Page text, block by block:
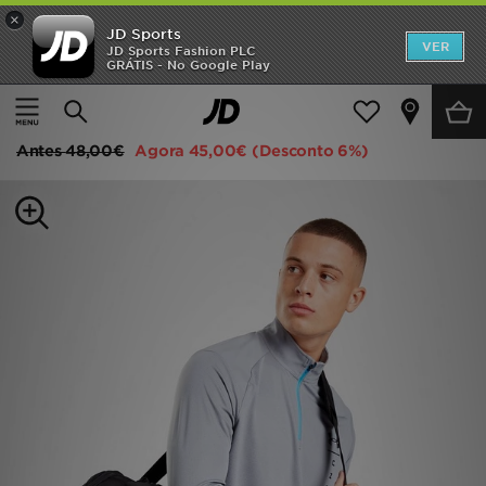
×
JD Sports
JD Sports Fashion PLC
GRÁTIS - No Google Play
VER
Página principal
Homem Acessórios de Homem
Under Armour Bolsa Undeniable Medium Grip
Antes48,00€ Agora 45,00€ (Desconto 6%)
INÍCIO
Promoções
MULHER